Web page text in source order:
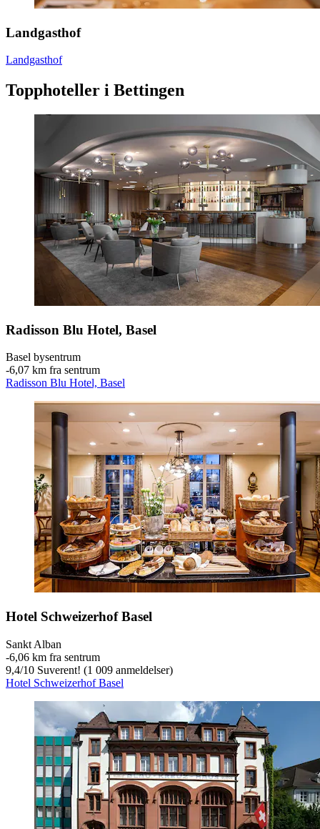
Landgasthof
Landgasthof
Topphoteller i Bettingen
Radisson Blu Hotel, Basel
Basel bysentrum
‐6,07 km fra sentrum
Radisson Blu Hotel, Basel
Hotel Schweizerhof Basel
Sankt Alban
‐6,06 km fra sentrum
9,4/10 Suverent! (1 009 anmeldelser)
Hotel Schweizerhof Basel